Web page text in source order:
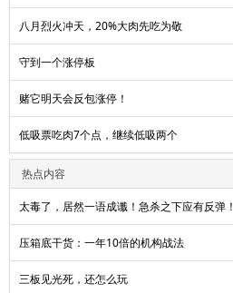
八月烈火冲天，20%大肉先吃为敬
守到一个涨停板
赌它明天会反包涨停！
低吸票吃肉7个点，继续低吸两个
热点内容
太毒了，居然一语成谶！急杀之下应有反弹！
压箱底干货：一年10倍的机构战法
三板见光死，还怎么玩